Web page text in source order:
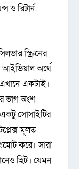
ও রিটার্ন
স্ক্রিনের
আইডিয়াল অর্থে
একটাই।
ভাগ অংশ
সোসাইটির
মূলত
করে। সারা
হিট। যেমন